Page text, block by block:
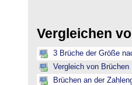
Vergleichen
3 Brüche der Größe
Vergleich von Brüchen
Brüchen an der